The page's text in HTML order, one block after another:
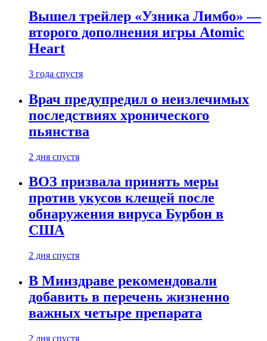
Вышел трейлер «Узника Лимбо» —
второго дополнения игры Atomic
Heart
3 года спустя
Врач предупредил о неизлечимых
последствиях хронического
пьянства
2 дня спустя
ВОЗ призвала принять меры
против укусов клещей после
обнаружения вируса Бурбон в
США
2 дня спустя
В Минздраве рекомендовали
добавить в перечень жизненно
важных четыре препарата
2 дня спустя